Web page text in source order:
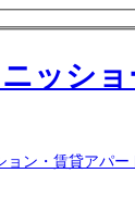
ン・賃貸アパー